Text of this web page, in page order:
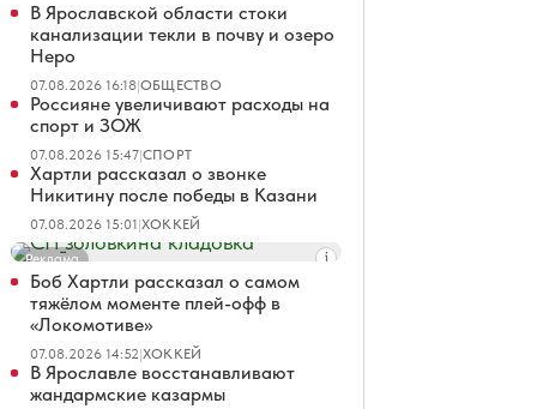
В Ярославской области стоки
канализации текли в почву и озеро
Неро
07.08.2026 16:18|ОБЩЕСТВО
Россияне увеличивают расходы на
спорт и ЗОЖ
07.08.2026 15:47|СПОРТ
Хартли рассказал о звонке
Никитину после победы в Казани
07.08.2026 15:01|ХОККЕЙ
Реклама
Боб Хартли рассказал о самом
тяжёлом моменте плей-офф в
«Локомотиве»
07.08.2026 14:52|ХОККЕЙ
В Ярославле восстанавливают
жандармские казармы